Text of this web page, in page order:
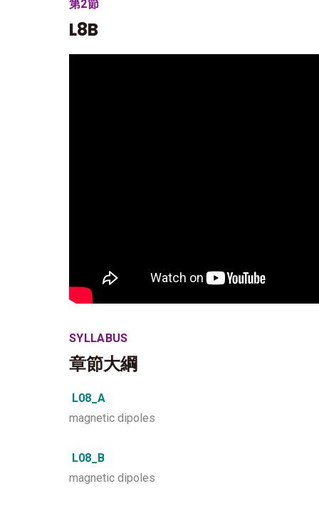
第2節
L8B
SYLLABUS
章節大綱
L08_A
magnetic dipoles
L08_B
magnetic dipoles